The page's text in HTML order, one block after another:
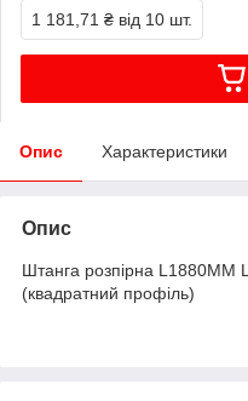
1 181,71 ₴ від 10 шт.
Опис Характеристики
Опис
Штанга розпірна L1880MM
(квадратний профіль)